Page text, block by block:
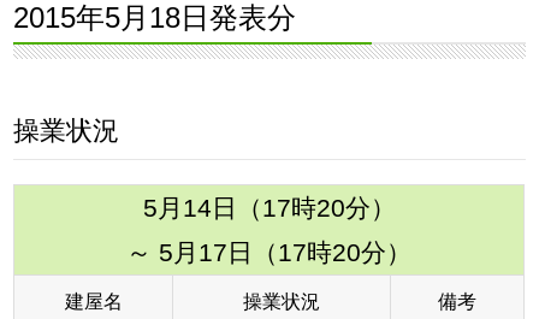
2015年5月18日発表分
操業状況
5月14日（17時20分）
～ 5月17日（17時20分）
建屋名 操業状況 備考